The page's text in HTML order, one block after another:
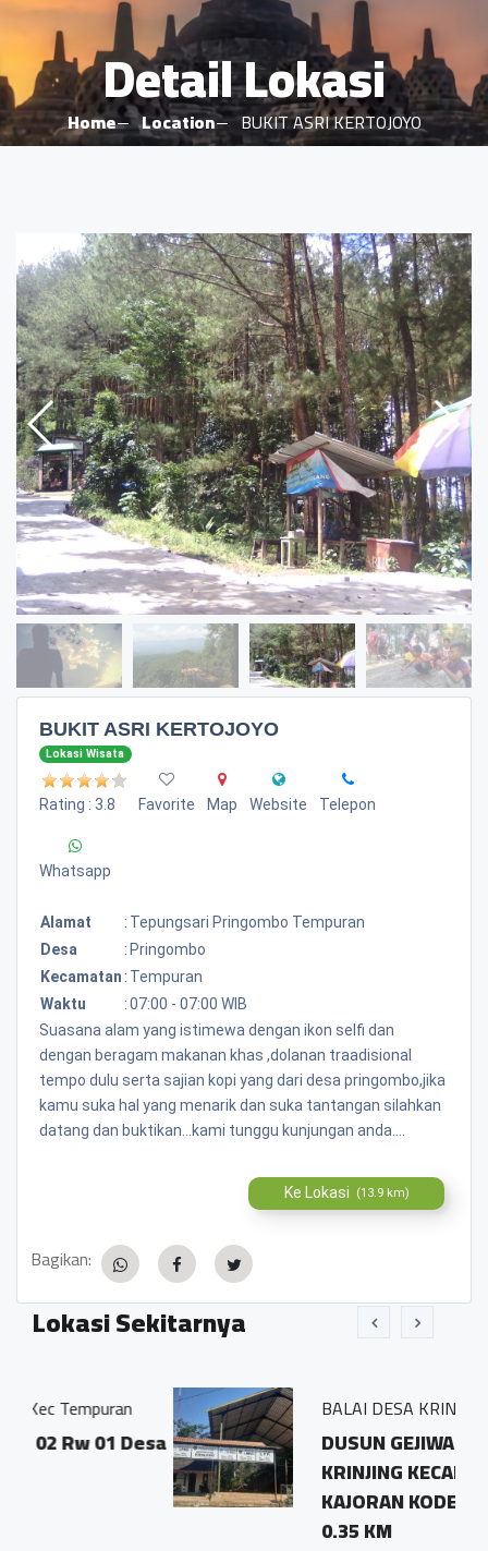
Detail Lokasi
Home Location BUKIT ASRI KERTOJOYO
BUKIT ASRI KERTOJOYO
Lokasi Wisata
Rating : 3.8 Favorite Map Website Telepon
Whatsapp
Alamat : Tepungsari Pringombo Tempuran
Desa
: Pringombo
Kecamatan : Tempuran
Waktu
:07:00 - 07:00 WIB
Suasana alam yang istimewa dengan ikon selfi dan
dengan beragam makanan khas ,dolanan traadisional
tempo dulu serta sajian kopi yang dari desa pringombo,jika
kamu suka hal yang menarik dan suka tantangan silahkan
datang dan buktikan...kami tunggu kunjungan anda....
Ke Lokasi (13.9 km)
Bagikan:
Lokasi Sekitarnya
Desa
BALAI DESA KRINJING
DUSUN GEJIWAN DESA
KRINJING KECAMATAN
KAJORAN KODE POS 56163